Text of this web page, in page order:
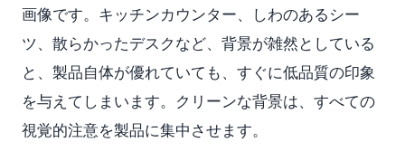
画像です。キッチンカウンター、しわのあるシー
ツ、散らかったデスクなど、背景が雑然としている
と、製品自体が優れていても、すぐに低品質の印象
を与えてしまいます。クリーンな背景は、すべての
視覚的注意を製品に集中させます。